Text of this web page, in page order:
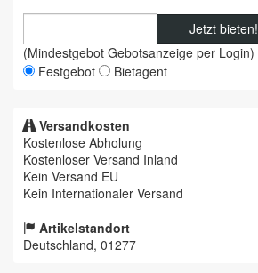
Jetzt bieten!
(Mindestgebot Gebotsanzeige per Login)
Festgebot
Bietagent
Versandkosten
Kostenlose Abholung
Kostenloser Versand Inland
Kein Versand EU
Kein Internationaler Versand
Artikelstandort
Deutschland, 01277